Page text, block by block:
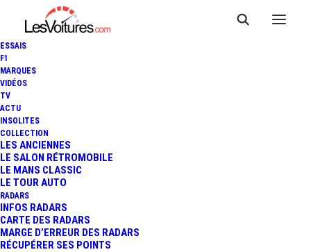
ESSAIS
F1
MARQUES
VIDÉOS
TV
ACTU
INSOLITES
COLLECTION
LES ANCIENNES
LE SALON RÉTROMOBILE
LE MANS CLASSIC
LE TOUR AUTO
RADARS
INFOS RADARS
CARTE DES RADARS
MARGE D’ERREUR DES RADARS
RÉCUPÉRER SES POINTS